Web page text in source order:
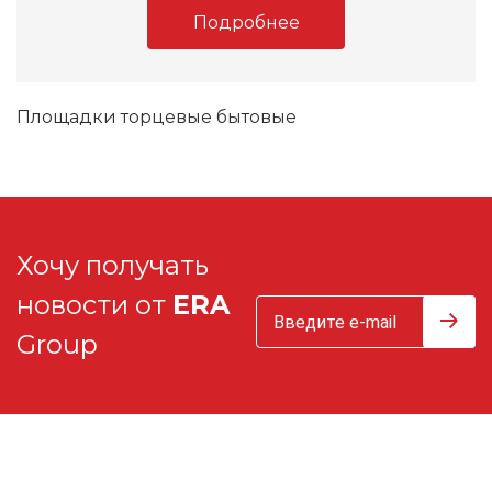
Подробнее
Площадки торцевые бытовые
Хочу получать
новости от ERA
Group